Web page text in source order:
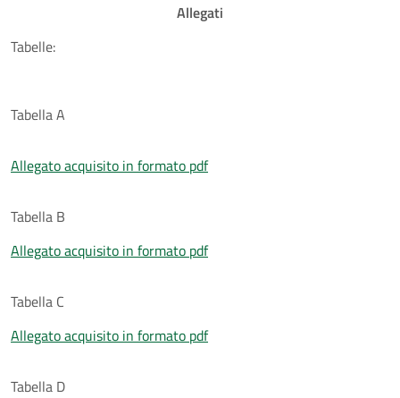
Allegati
Tabelle:
Tabella A
Allegato acquisito in formato pdf
Tabella B
Allegato acquisito in formato pdf
Tabella C
Allegato acquisito in formato pdf
Tabella D